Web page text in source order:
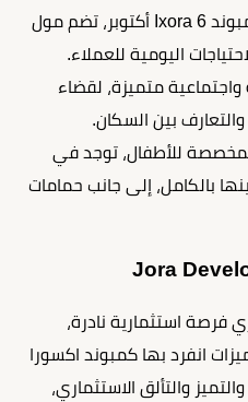
منطقة تجارية متكاملة داخل كمبوند Ixora 6 أكتوبر، تضم مول
اليومية للعملاء.
متميزة، لقضاء
والتعارف بين السكان.
للأطفال، توجد في
بالكامل، إلى جانب حمامات
فرصة استثمارية نادرة،
انفرد بها كمبوند اكسورا
والتألق الاستثماري،